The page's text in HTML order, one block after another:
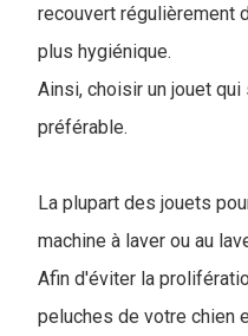
recouvert régulièrement
plus hygiénique.
Ainsi, choisir un jouet
préférable.
La plupart des jouets
machine à laver ou au
Afin d'éviter la
peluches de votre chien